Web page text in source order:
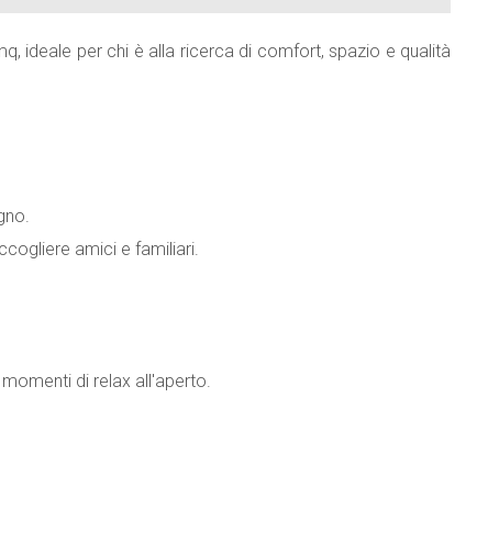
ideale per chi è alla ricerca di comfort, spazio e qualità
amici e familiari.
di relax all'aperto.